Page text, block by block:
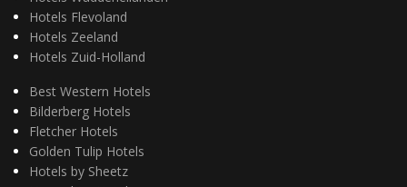
Hotels Flevoland
Hotels Zeeland
Hotels Zuid-Holland
Best Western Hotels
Bilderberg Hotels
Fletcher Hotels
Golden Tulip Hotels
Hotels by Sheetz